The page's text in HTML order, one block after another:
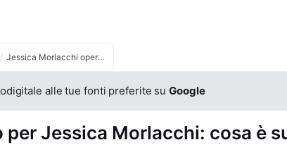
/ Jessica Morlacchi operata d’urgenza dopo complicazioni improvvise, condizioni sotto controllo
alle tue fonti preferite suGoogle
Jessica Morlacchi: cosa è